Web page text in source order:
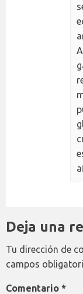
Deja una
Tu dirección de
campos
Comentario *